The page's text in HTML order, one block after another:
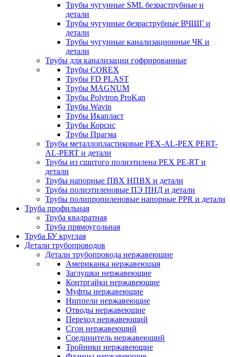
Трубы чугунные SML безраструбные и
детали
Трубы чугунные безраструбные ВЧШГ и
детали
Трубы чугунные канализационные ЧК и
детали
Трубы для канализации гофрированные
Трубы COREX
Трубы FD PLAST
Трубы MAGNUM
Трубы Polytron ProKan
Трубы Wavin
Трубы Икапласт
Трубы Корсис
Трубы Прагма
Трубы металлопластиковые PEX-AL-PEX PERT-
AL-PERT и детали
Трубы из сшитого полиэтилена PEX PE-RT и
детали
Трубы напорные ПВХ НПВХ и детали
Трубы полиэтиленовые ПЭ ПНД и детали
Трубы полипропиленовые напорные PPR и детали
Труба профильная
Труба квадратная
Труба прямоугольная
Труба БУ круглая
Детали трубопроводов
Детали трубопровода нержавеющие
Американка нержавеющая
Заглушки нержавеющие
Контргайки нержавеющие
Муфты нержавеющие
Ниппели нержавеющие
Отводы нержавеющие
Переход нержавеющий
Сгон нержавеющий
Соединитель нержавеющий
Тройники нержавеющие